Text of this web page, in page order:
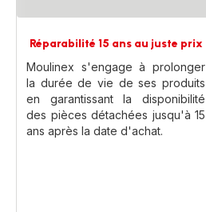
Réparabilité 15 ans au juste prix
Moulinex s'engage à prolonger
la durée de vie de ses produits
en garantissant la disponibilité
des pièces détachées jusqu'à 15
ans après la date d'achat.